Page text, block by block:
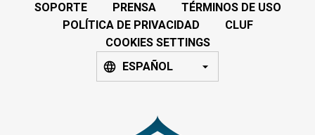
SOPORTE PRENSA
TÉRMINOS DE USO
POLÍTICA DE PRIVACIDAD
CLUF
COOKIES SETTINGS
ESPAÑOL